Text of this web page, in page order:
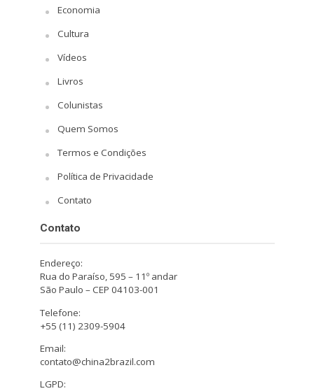
Economia
Cultura
Vídeos
Livros
Colunistas
Quem Somos
Termos e Condições
Política de Privacidade
Contato
Contato
Endereço:
Rua do Paraíso, 595 – 11º andar
São Paulo – CEP 04103-001
Telefone:
+55 (11) 2309-5904
Email:
contato@china2brazil.com
LGPD: